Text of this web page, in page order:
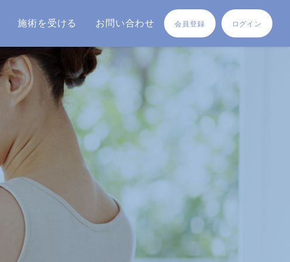
施術を受ける お問い合わせ 会員登録 ログイン